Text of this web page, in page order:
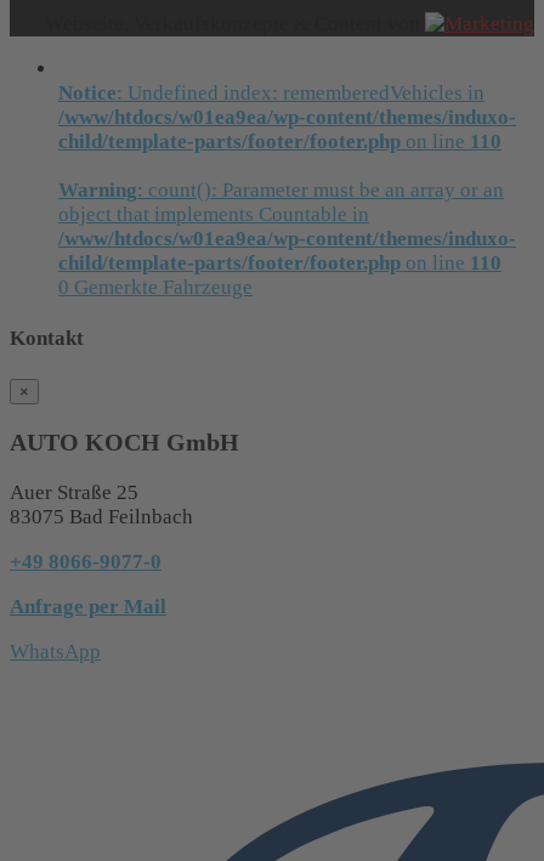
Notice: Undefined index: rememberedVehicles in
/www/htdocs/w01ea9ea/wp-content/themes/induxo-
child/template-parts/footer/footer.php on line 110
Warning: count(): Parameter must be an array or an
object that implements Countable in
/www/htdocs/w01ea9ea/wp-content/themes/induxo-
child/template-parts/footer/footer.php on line 110
0 Gemerkte Fahrzeuge
Kontakt
×
AUTO KOCH GmbH
Auer Straße 25
83075 Bad Feilnbach
+49 8066-9077-0
Anfrage per Mail
WhatsApp